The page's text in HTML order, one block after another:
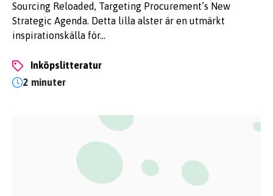
Sourcing Reloaded, Targeting Procurement’s New
Strategic Agenda. Detta lilla alster är en utmärkt
inspirationskälla för…
Inköpslitteratur
2 minuter